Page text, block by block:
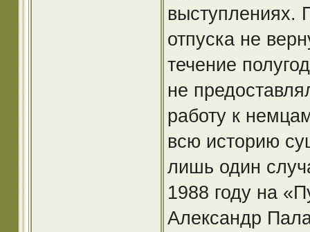
выступлениях.
отпуска не
течение
не
работу к
всю историю
лишь один
1988 году на
Александр